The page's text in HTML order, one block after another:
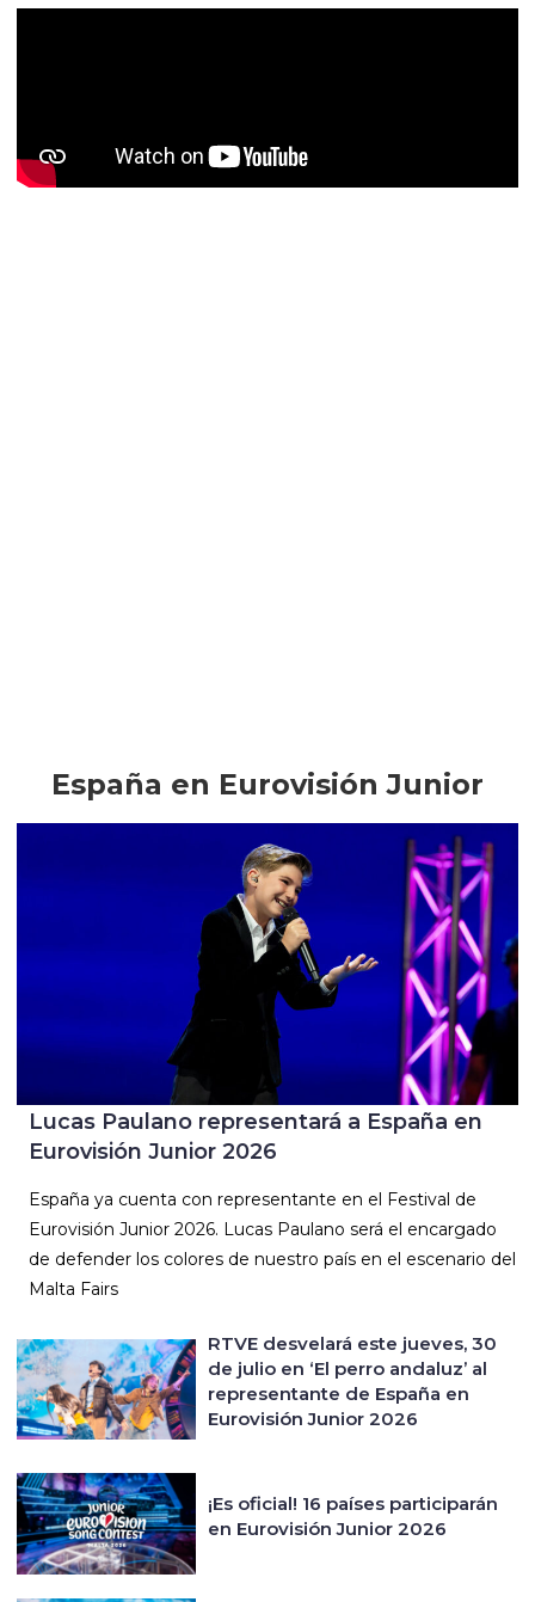
España en Eurovisión Junior
Lucas Paulano representará a España en
Eurovisión Junior 2026
España ya cuenta con representante en el Festival de
Eurovisión Junior 2026. Lucas Paulano será el encargado
de defender los colores de nuestro país en el escenario del
Malta Fairs
RTVE desvelará este jueves, 30
de julio en ‘El perro andaluz’ al
representante de España en
Eurovisión Junior 2026
¡Es oficial! 16 países participarán
en Eurovisión Junior 2026